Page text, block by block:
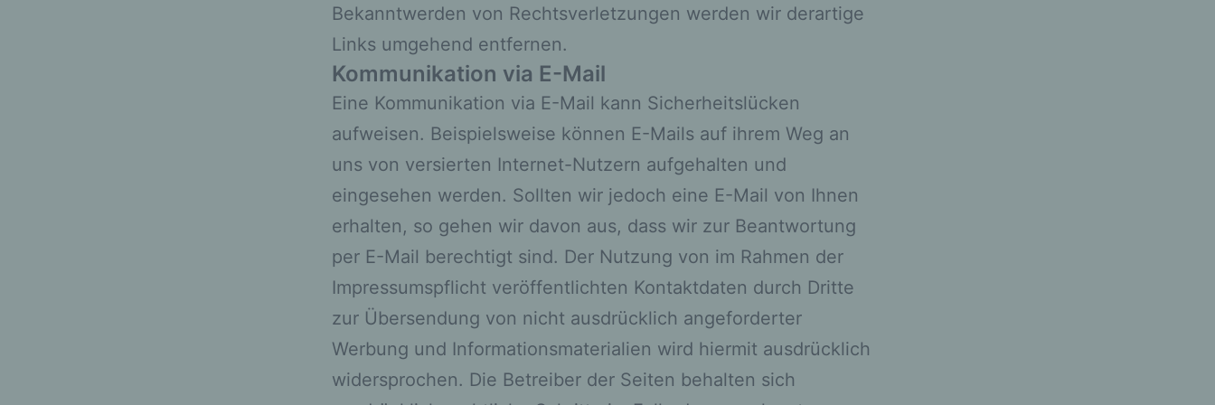
Bekanntwerden von Rechtsverletzungen werden wir derartige
Links umgehend entfernen.
Kommunikation via E-Mail
Eine Kommunikation via E-Mail kann Sicherheitslücken
aufweisen. Beispielsweise können E-Mails auf ihrem Weg an
uns von versierten Internet-Nutzern aufgehalten und
eingesehen werden. Sollten wir jedoch eine E-Mail von Ihnen
erhalten, so gehen wir davon aus, dass wir zur Beantwortung
per E-Mail berechtigt sind. Der Nutzung von im Rahmen der
Impressumspflicht veröffentlichten Kontaktdaten durch Dritte
zur Übersendung von nicht ausdrücklich angeforderter
Werbung und Informationsmaterialien wird hiermit ausdrücklich
widersprochen. Die Betreiber der Seiten behalten sich
identifizierbare natürliche Person, deren
personenbezogene Daten von dem für die
Verarbeitung Verantwortlichen verarbeitet werden.
Verarbeitung ist jeder mit oder ohne Hilfe
automatisierter Verfahren ausgeführte Vorgang oder
jede solche Vorgangsreihe im Zusammenhang mit
personenbezogenen Daten wie das Erheben, das
Erfassen, die Organisation, das Ordnen, die
Speicherung, die Anpassung oder Veränderung, das
Auslesen, das Abfragen, die Verwendung, die
Offenlegung durch Übermittlung, Verbreitung oder
eine andere Form der Bereitstellung, den Abgleich
oder die Verknüpfung, die Einschränkung, das
Löschen oder die Vernichtung.